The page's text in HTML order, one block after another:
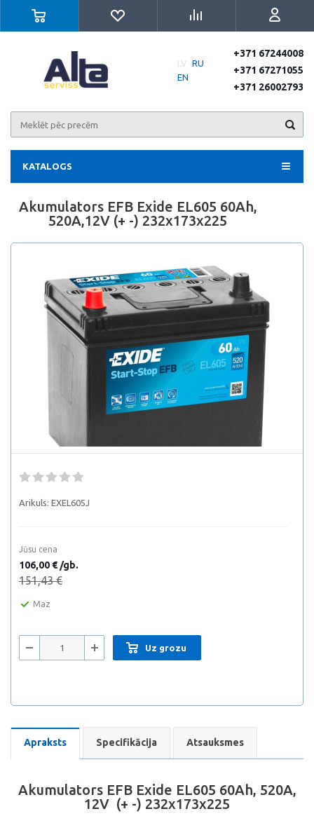
LV RU
EN
+371 67244008
+371 67271055
+371 26002793
KATALOGS
Akumulators EFB Exide EL605 60Ah,
520A,12V (+ -) 232x173x225
Arikuls: EXEL605J
Jūsu cena
106,00 € /gb.
151,43 €
Maz
Uz grozu
Apraksts Specifikācija Atsauksmes
Akumulators EFB Exide EL605 60Ah, 520A,
12V (+ -) 232x173x225